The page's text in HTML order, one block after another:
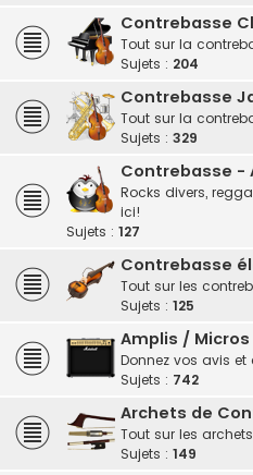
Contrebasse
Tout sur la
Sujets : 204
Contrebasse
Tout sur la
Sujets : 329
Contrebasse -
Rocks divers,
ici!
Sujets : 127
Contrebasse
Tout sur les
Sujets : 125
Amplis /
Donnez vos avis et
Sujets : 742
Archets de
Tout sur les archets
Sujets : 149